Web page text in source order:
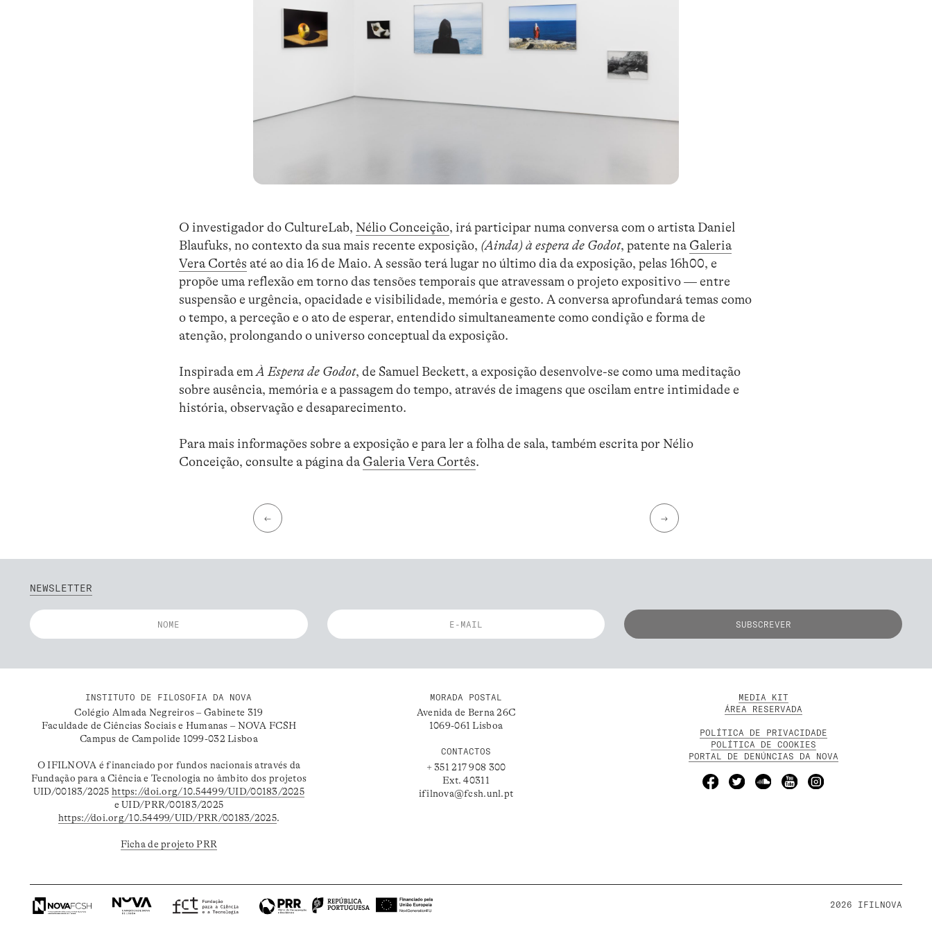
O investigador do CultureLab, Nélio Conceição, irá participar numa conversa com o artista Daniel
Blaufuks, no contexto da sua mais recente exposição, (Ainda) à espera de Godot, patente naGaleria
Vera Cortês até ao dia 16 de Maio. A sessão terá lugar no último dia da exposição, pelas 16h00, e
propõe uma reflexão em torno das tensões temporais que atravessam o projeto expositivo — entre
suspensão e urgência, opacidade e visibilidade, memória e gesto. A conversa aprofundará temas como
o tempo, a perceção e o ato de esperar, entendido simultaneamente como condição e forma de
atenção, prolongando o universo conceptual da exposição.
Inspirada emÀ Espera de Godot, de Samuel Beckett, a exposição desenvolve-se como uma meditação
sobre ausência, memória e a passagem do tempo, através de imagens que oscilam entre intimidade e
história, observação e desaparecimento.
Para mais informações sobre a exposição e para ler a folha de sala, também escrita por Nélio
Conceição, consulte a página daGaleria Vera Cortês.
← →
NEWSLETTER
INSTITUTO DE FILOSOFIA DA NOVA
Colégio Almada Negreiros – Gabinete 319
Faculdade de Ciências Sociais e Humanas – NOVA FCSH
Campus de Campolide 1099-032 Lisboa
O IFILNOVA é financiado por fundos nacionais através da
Fundação para a Ciência e Tecnologia no âmbito dos projetos
UID/00183/2025https://doi.org/10.54499/UID/00183/2025
e UID/PRR/00183/2025
https://doi.org/10.54499/UID/PRR/00183/2025.
Ficha de projeto PRR
MORADA POSTAL
Avenida de Berna 26C
1069-061 Lisboa
CONTACTOS
+ 351 217 908 300
Ext. 40311
ifilnova@fcsh.unl.pt
MEDIA KIT
ÁREA RESERVADA
POLÍTICA DE PRIVACIDADE
POLÍTICA DE COOKIES
PORTAL DE DENÚNCIAS DA NOVA
2026 IFILNOVA